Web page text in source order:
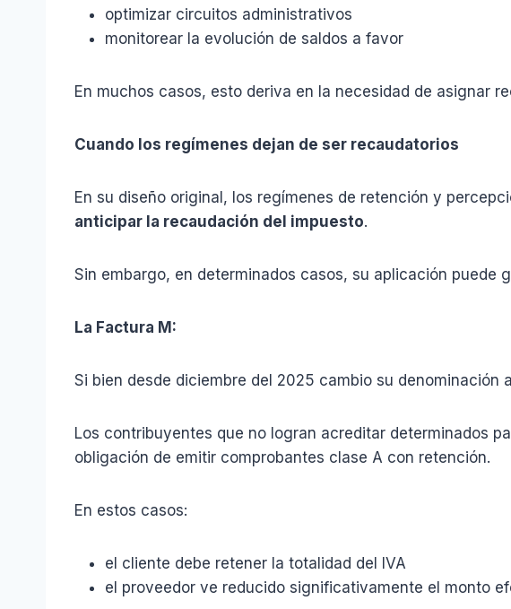
optimizar circuitos administrativos
monitorear la evolución de saldos a favor
En muchos casos, esto deriva en la necesidad de asignar
Cuando los regímenes dejan de ser recaudatorios
En su diseño original, los regímenes de retención y
anticipar la recaudación del impuesto.
Sin embargo, en determinados casos, su aplicación
La Factura M:
Si bien desde diciembre del 2025 cambio su
Los contribuyentes que no logran acreditar determinados
obligación de emitir comprobantes clase A con retención.
En estos casos:
el cliente debe retener la totalidad del IVA
el proveedor ve reducido significativamente el monto